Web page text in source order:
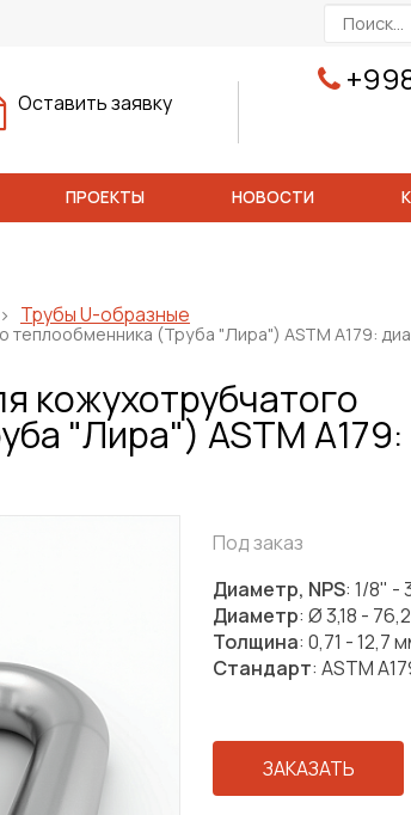
Оставить заявку
ПРОЕКТЫ НОВОСТИ
Трубы U-образные
теплообменника (Труба "Лира") ASTM A179:
кожухотрубчатого
"Лира") ASTM
Под заказ
Диаметр, NPS: 1/8" -
Диаметр: Ø 3,18 -
Толщина: 0,71 - 12,7
Стандарт: ASTM
ЗАКАЗАТЬ